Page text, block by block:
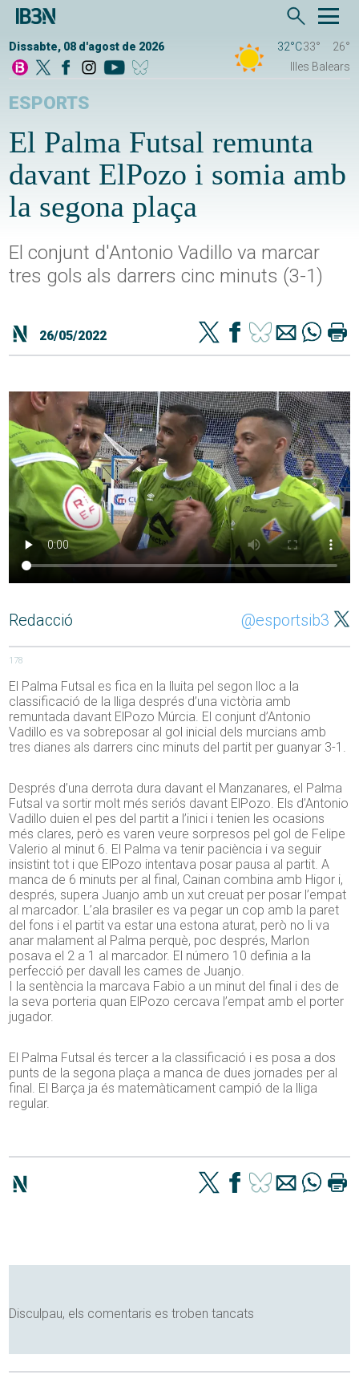
Dissabte, 08 d'agost de 2026 32°C33°
26°
Illes Balears
ESPORTS
El Palma Futsal remunta
davant ElPozo i somia amb
la segona plaça
El conjunt d'Antonio Vadillo va marcar
tres gols als darrers cinc minuts (3-1)
26/05/2022
Redacció @esportsib3
178
El Palma Futsal es fica en la lluita pel segon lloc a la
classificació de la lliga després d’una victòria amb
remuntada davant ElPozo Múrcia. El conjunt d’Antonio
Vadillo es va sobreposar al gol inicial dels murcians amb
tres dianes als darrers cinc minuts del partit per guanyar 3-1.
Després d’una derrota dura davant el Manzanares, el Palma
Futsal va sortir molt més seriós davant ElPozo. Els d’Antonio
Vadillo duien el pes del partit a l’inici i tenien les ocasions
més clares, però es varen veure sorpresos pel gol de Felipe
Valerio al minut 6. El Palma va tenir paciència i va seguir
insistint tot i que ElPozo intentava posar pausa al partit. A
manca de 6 minuts per al final, Cainan combina amb Higor i,
després, supera Juanjo amb un xut creuat per posar l’empat
al marcador. L’ala brasiler es va pegar un cop amb la paret
del fons i el partit va estar una estona aturat, però no li va
anar malament al Palma perquè, poc després, Marlon
posava el 2 a 1 al marcador. El número 10 definia a la
perfecció per davall les cames de Juanjo.
I la sentència la marcava Fabio a un minut del final i des de
la seva porteria quan ElPozo cercava l’empat amb el porter
jugador.
El Palma Futsal és tercer a la classificació i es posa a dos
punts de la segona plaça a manca de dues jornades per al
final. El Barça ja és matemàticament campió de la lliga
regular.
Disculpau, els comentaris es troben tancats